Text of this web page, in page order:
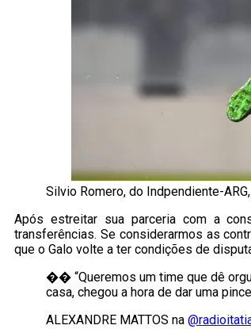
Silvio Romero, do Indpendiente-
Após estreitar sua parceria com a
transferências. Se considerarmos as
que o Galo volte a ter condições de
�� “Queremos um time que dê
casa, chegou a hora de dar uma
ALEXANDRE MATTOS na